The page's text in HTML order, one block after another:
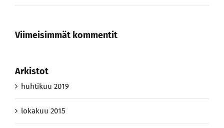
Viimeisimmät kommentit
Arkistot
huhtikuu 2019
lokakuu 2015